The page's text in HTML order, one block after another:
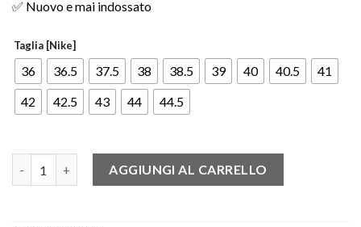
✅ Nuovo e mai indossato
Taglia [Nike]
36 36.5 37.5 38 38.5 39 40 40.5
41
42
42.5 43 44 44.5
AGGIUNGI AL CARRELLO